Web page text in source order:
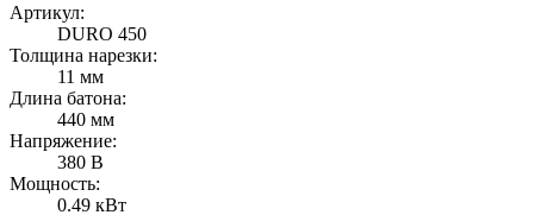
Артикул:
DURO 450
Толщина нарезки:
11 мм
Длина батона:
440 мм
Напряжение:
380 В
Мощность:
0.49 кВт